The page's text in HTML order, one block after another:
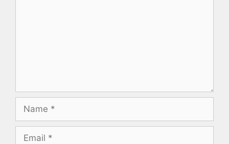
Name
Email